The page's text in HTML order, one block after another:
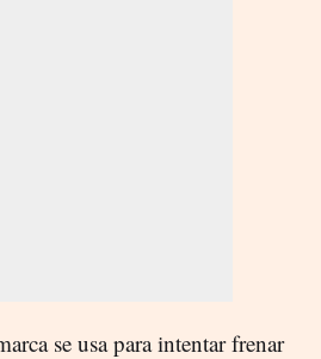
se usa para intentar frenar